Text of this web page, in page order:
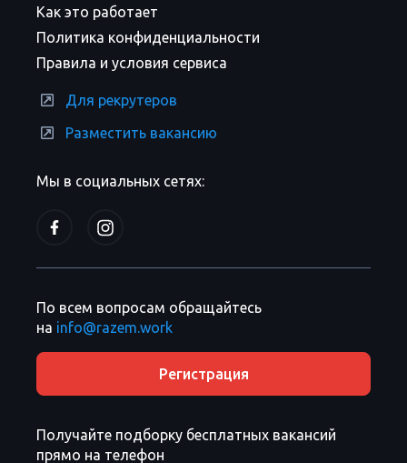
Мы в социальных сетях:
Как это работает
Политика конфиденциальности
Правила и условия сервиса
Для рекрутеров
Разместить вакансию
По всем вопросам обращайтесь
на info@razem.work
Регистрация
Получайте подборку бесплатных вакансий
прямо на телефон